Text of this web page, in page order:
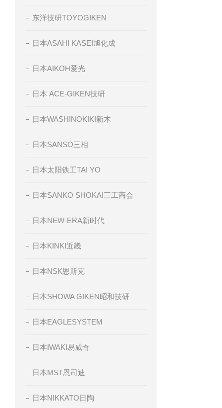
东洋技研TOYOGIKEN
日本ASAHI KASEI旭化成
日本AIKOH爱光
日本 ACE-GIKEN技研
日本WASHINOKIKI新木
日本SANSO三相
日本太阳铁工TAI YO
日本SANKO SHOKAI三工商会
日本NEW-ERA新时代
日本KINKI近畿
日本NSK恩斯克
日本SHOWA GIKEN昭和技研
日本EAGLESYSTEM
日本IWAKI易威奇
日本MST恩司迪
日本NIKKATO日陶